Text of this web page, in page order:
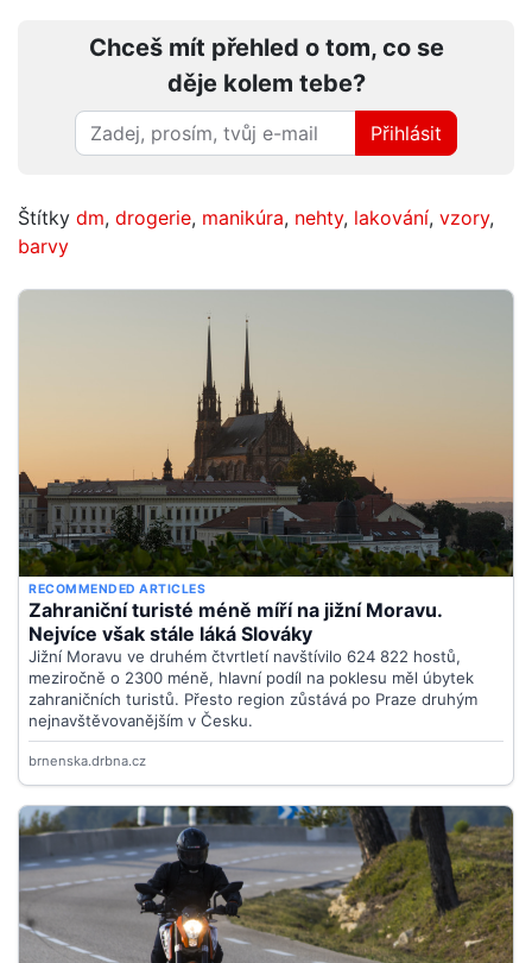
Chceš mít přehled o tom, co se
děje kolem tebe?
Přihlásit
Štítky dm, drogerie, manikúra, nehty, lakování, vzory,
barvy